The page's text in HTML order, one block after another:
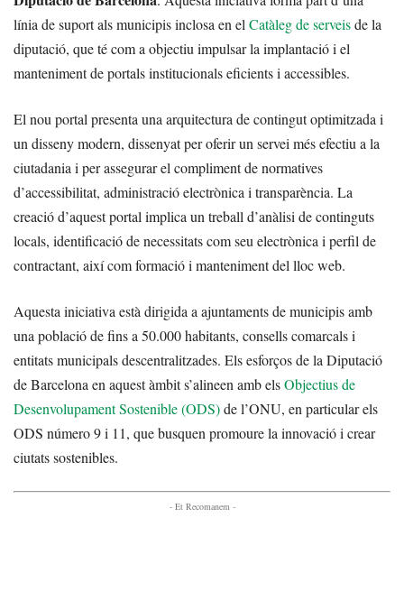
línia de suport als municipis inclosa en el Catàleg de serveisde la
diputació, que té com a objectiu impulsar la implantació i el
manteniment de portals institucionals eficients i accessibles.
El nou portal presenta una arquitectura de contingut optimitzada i
un disseny modern, dissenyat per oferir un servei més efectiu a la
ciutadania i per assegurar el compliment de normatives
d’accessibilitat, administració electrònica i transparència. La
creació d’aquest portal implica un treball d’anàlisi de continguts
locals, identificació de necessitats com seu electrònica i perfil de
contractant, així com formació i manteniment del lloc web.
Aquesta iniciativa està dirigida a ajuntaments de municipis amb
una població de fins a 50.000 habitants, consells comarcals i
entitats municipals descentralitzades. Els esforços de la Diputació
de Barcelona en aquest àmbit s’alineen amb elsObjectius de
Desenvolupament Sostenible (ODS)de l’ONU, en particular els
ODS número 9 i 11, que busquen promoure la innovació i crear
ciutats sostenibles.
- Et Recomanem -